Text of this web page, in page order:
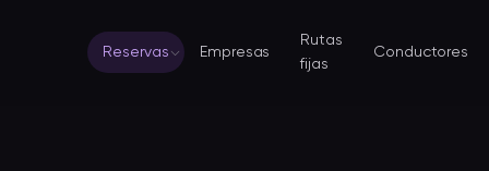
Reservas Empresas
Rutas
fijas
Conductores